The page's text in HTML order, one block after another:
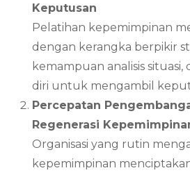
Keputusan
Pelatihan kepemimpinan
dengan kerangka berpikir
kemampuan analisis situasi,
diri untuk mengambil
Percepatan
Regenerasi
Organisasi yang rutin
kepemimpinan